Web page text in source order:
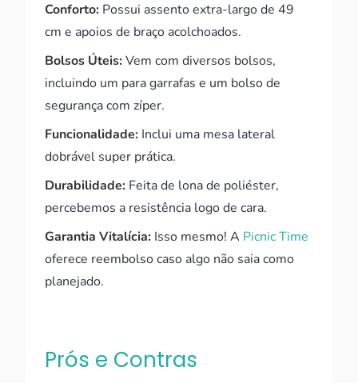
Conforto: Possui assento extra-largo de 49
cm e apoios de braço acolchoados.
Bolsos Úteis:Vem com diversos bolsos,
incluindo um para garrafas e um bolso de
segurança com zíper.
Funcionalidade: Inclui uma mesa lateral
dobrável super prática.
Durabilidade: Feita de lona de poliéster,
percebemos a resistência logo de cara.
Garantia Vitalícia: Isso mesmo! A Picnic Time
oferece reembolso caso algo não saia como
planejado.
Prós e Contras